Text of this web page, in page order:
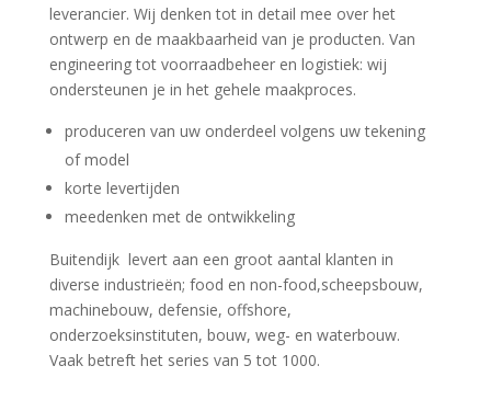
leverancier. Wij denken tot in detail mee over het
ontwerp en de maakbaarheid van je producten. Van
engineering tot voorraadbeheer en logistiek: wij
ondersteunen je in het gehele maakproces.
produceren van uw onderdeel volgens uw tekening
of model
korte levertijden
meedenken met de ontwikkeling
Buitendijk levert aan een groot aantal klanten in
diverse industrieën; food en non-food,scheepsbouw,
machinebouw, defensie, offshore,
onderzoeksinstituten, bouw, weg- en waterbouw.
Vaak betreft het series van 5 tot 1000.